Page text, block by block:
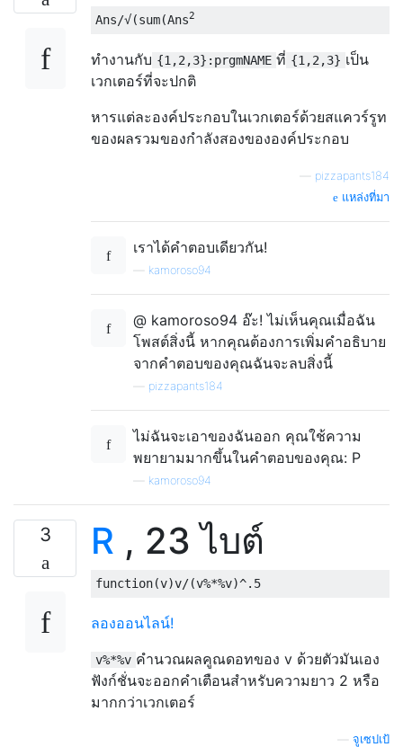
Ans/√(sum(Ans2
ทำงานกับ {1,2,3}:prgmNAME ที่ {1,2,3} เป็น
เวกเตอร์ที่จะปกติ
หารแต่ละองค์ประกอบในเวกเตอร์ด้วยสแควร์รูท
ของผลรวมของกำลังสองขององค์ประกอบ
pizzapants184
แหล่งที่มา
เราได้คำตอบเดียวกัน!
kamoroso94
@ kamoroso94 อ๊ะ! ไม่เห็นคุณเมื่อฉัน
โพสต์สิ่งนี้ หากคุณต้องการเพิ่มคำอธิบาย
จากคำตอบของคุณฉันจะลบสิ่งนี้
pizzapants184
ไม่ฉันจะเอาของฉันออก คุณใช้ความ
พยายามมากขึ้นในคำตอบของคุณ: P
kamoroso94
3 R , 23 ไบต์
function(v)v/(v%*%v)^.5
ลองออนไลน์!
v%*%v คำนวณผลคูณดอทของ v ด้วยตัวมันเอง
ฟังก์ชั่นจะออกคำเตือนสำหรับความยาว 2 หรือ
มากกว่าเวกเตอร์
จูเซปเป้